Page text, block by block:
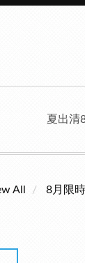
夏出清
All 8月限